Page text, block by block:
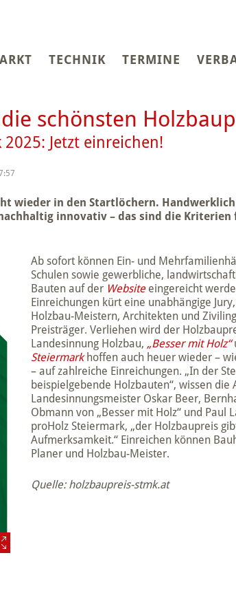
TECHNIK TERMINE
schönsten
Jetzt einreichen!
wieder in den Startlöchern.
innovativ – das sind die Kriterien
Ab sofort können Ein- und
Schulen sowie gewerbliche,
Bauten auf der Websiteeingereicht
Einreichungen kürt eine unabhängige
Holzbau-Meistern, Architekten und
Preisträger. Verliehen wird der
Landesinnung Holzbau, „Besser mit Holz“
Steiermarkhoffen auch heuer wieder –
– auf zahlreiche Einreichungen. „In der
beispielgebende Holzbauten“, wissen die
Landesinnungsmeister Oskar Beer,
Obmann von „Besser mit Holz“ und Paul
proHolz Steiermark, „der Holzbaupreis
Aufmerksamkeit.“ Einreichen können
Planer und Holzbau-Meister.
Quelle: holzbaupreis-stmk.at